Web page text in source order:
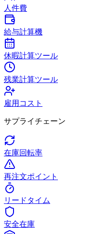
人件費
給与計算機
休暇計算ツール
残業計算ツール
雇用コスト
サプライチェーン
在庫回転率
再注文ポイント
リードタイム
安全在庫